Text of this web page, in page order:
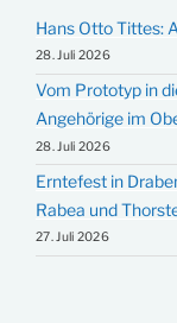
Hans Otto Tittes:
28. Juli 2026
Vom Prototyp in
Angehörige im
28. Juli 2026
Erntefest in
Rabea und
27. Juli 2026